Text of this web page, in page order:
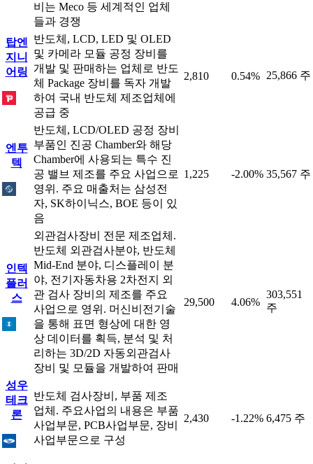
비는 Meco 등 세계적인 업체
들과 경쟁
탑엔
지니
어링
반도체, LCD, LED 및 OLED
및 카메라 모듈 공정 장비를
개발 및 판매하는 업체로 반도
체 Package 장비를 독자 개발
하여 국내 반도체 제조업체에
공급 중
2,810 0.54% 25,866 주
엔투
텍
반도체, LCD/OLED 공정 장비
부품인 진공 Chamber와 해당
Chamber에 사용되는 특수 진
공 밸브 제조를 주요 사업으로
영위. 주요 매출처는 삼성전
자, SK하이닉스, BOE 등이 있
음
1,225 -2.00% 35,567 주
인텍
플러
스
외관검사장비 전문 제조업체.
반도체 외관검사분야, 반도체
Mid-End 분야, 디스플레이 분
야, 전기자동차용 2차전지 외
관 검사 장비의 제조를 주요
사업으로 영위. 머신비전기술
을 통해 표면 형상에 대한 영
상 데이터를 획득, 분석 및 처
리하는 3D/2D 자동외관검사
장비 및 모듈을 개발하여 판매
29,500 4.06%
303,551
주
성우
테크
론
반도체 검사장비, 부품 제조
업체. 주요사업의 내용은 부품
사업부문, PCB사업부문, 장비
사업부문으로 구성
2,430 -1.22% 6,475 주